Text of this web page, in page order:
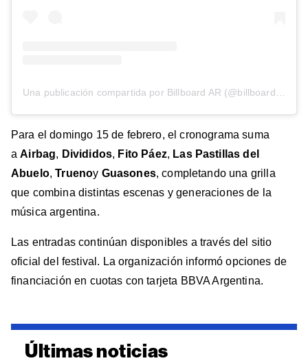
Para el domingo 15 de febrero, el cronograma suma
aAirbag, Divididos, Fito Páez, Las Pastillas del
Abuelo,Truenoy Guasones, completando una grilla
que combina distintas escenas y generaciones de la
música argentina.
Las entradas continúan disponibles a través del sitio
oficial del festival. La organización informó opciones de
financiación en cuotas con tarjeta BBVA Argentina.
Últimas noticias